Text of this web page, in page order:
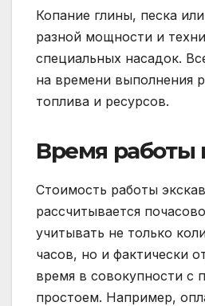
Копание глины, песка
разной мощности и
специальных насадок.
на времени выполнения
топлива и ресурсов.
Время работы
Стоимость работы
рассчитывается
учитывать не только
часов, но и фактически
время в совокупности с
простоем. Например,